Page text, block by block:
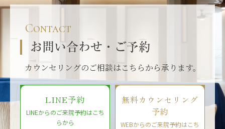
Contact
お問い合わせ・ご予約
カウンセリングのご相談はこちらから承ります。
LINE予約
LINEからのご来院予約はこち
らから
無料カウンセリング
予約
WEBからのご来院予約はこち